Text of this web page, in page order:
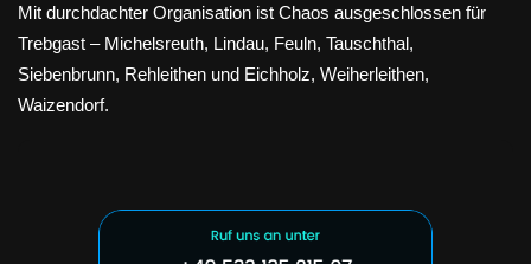
Mit durchdachter Organisation ist Chaos ausgeschlossen für
Trebgast – Michelsreuth, Lindau, Feuln, Tauschthal,
Siebenbrunn, Rehleithen und Eichholz, Weiherleithen,
Waizendorf.